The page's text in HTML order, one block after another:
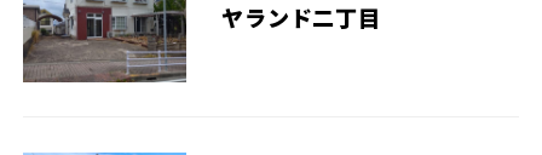
ヤランド二丁目